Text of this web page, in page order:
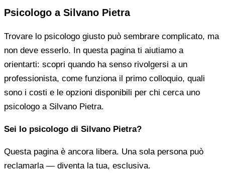
Psicologo a Silvano Pietra
Trovare lo psicologo giusto può sembrare complicato, ma
non deve esserlo. In questa pagina ti aiutiamo a
orientarti: scopri quando ha senso rivolgersi a un
professionista, come funziona il primo colloquio, quali
sono i costi e le opzioni disponibili per chi cerca uno
psicologo a Silvano Pietra.
Sei lo psicologo di Silvano Pietra?
Questa pagina è ancora libera. Una sola persona può
reclamarla — diventa la tua, esclusiva.